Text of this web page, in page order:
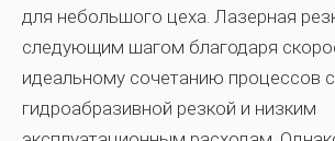
для небольшого цеха. Лазерная
следующим шагом благодаря
идеальному сочетанию процессов с
гидроабразивной резкой и низким